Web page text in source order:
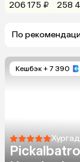
206 175 ₽
258
По
Кешбэк + 7 390